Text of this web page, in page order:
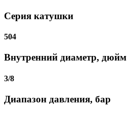
Серия катушки
504
Внутренний диаметр, дюйм
3/8
Диапазон давления, бар